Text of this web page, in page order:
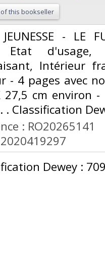
this bookseller
JEUNESSE - LE
Etat d'usage,
Intérieur
- 4 pages avec
27,5 cm environ
. Classification
: RO20265141
Dewey :